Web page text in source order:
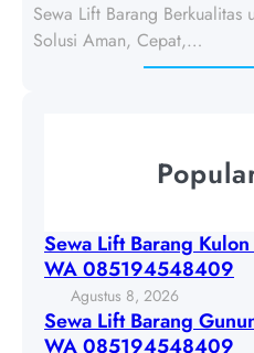
Sewa Lift Barang Berkualitas
Solusi Aman, Cepat,…
Sewa Lift Barang
WA 085194548409
Agustus 8, 2026
Sewa Lift Barang
WA 085194548409